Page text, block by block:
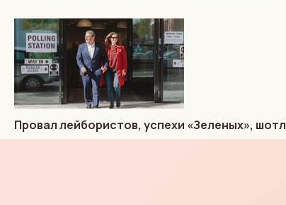
Провал лейбористов, успехи «Зеленых»,